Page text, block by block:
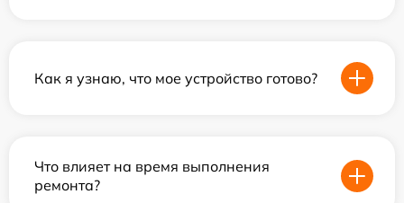
Как я узнаю, что мое устройство готово?
Что влияет на время выполнения
ремонта?